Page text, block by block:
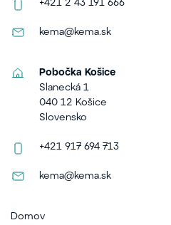
kema@kema.sk
Pobočka Košice
Slanecká 1
040 12 Košice
Slovensko
+421 917 694 713
kema@kema.sk
Domov